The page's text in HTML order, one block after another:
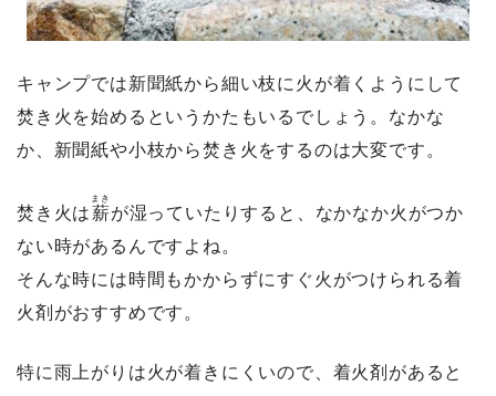
キャンプでは新聞紙から細い枝に火が着くようにして
焚き火を始めるというかたもいるでしょう。なかな
か、新聞紙や小枝から焚き火をするのは大変です。
焚き火は薪
まき
が湿っていたりすると、なかなか火がつか
ない時があるんですよね。
そんな時には時間もかからずにすぐ火がつけられる着
火剤がおすすめです。
特に雨上がりは火が着きにくいので、着火剤があると